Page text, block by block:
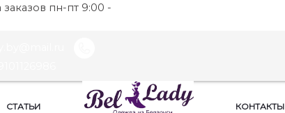
пн-пт 9:00 -
СТАТЬИ КОНТАКТЫ